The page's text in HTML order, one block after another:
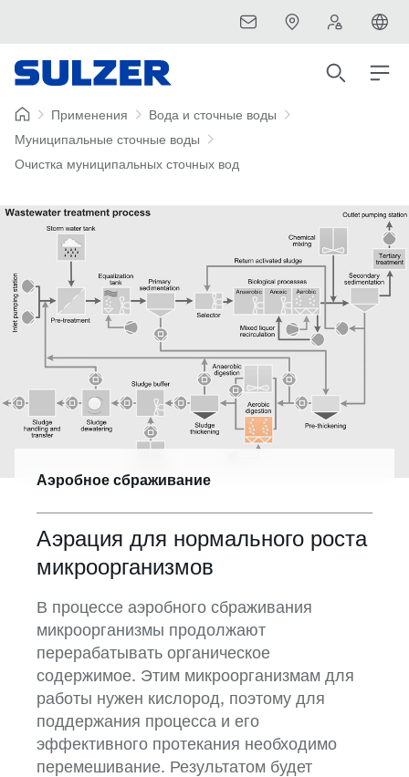
Применения
Вода и сточные воды
Муниципальные сточные воды
Очистка муниципальных сточных вод
Аэробное сбраживание
Аэрация для нормального роста
микроорганизмов
В процессе аэробного сбраживания
микроорганизмы продолжают
перерабатывать органическое
содержимое. Этим микроорганизмам для
работы нужен кислород, поэтому для
поддержания процесса и его
эффективного протекания необходимо
перемешивание. Результатом будет